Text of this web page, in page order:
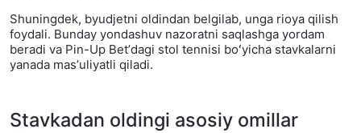
Shuningdek, byudjetni oldindan belgilab, unga rioya qilish
foydali. Bunday yondashuv nazoratni saqlashga yordam
beradi va Pin-Up Betʼdagi stol tennisi boʻyicha stavkalarni
yanada masʼuliyatli qiladi.
Stavkadan oldingi asosiy omillar